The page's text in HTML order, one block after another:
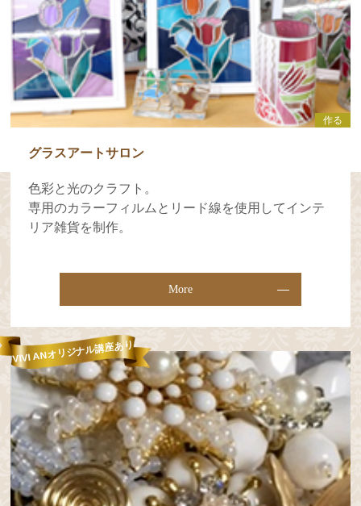
作る
グラスアートサロン
色彩と光のクラフト。
専用のカラーフィルムとリード線を使用してインテ
リア雑貨を制作。
More
VIVI ANオリジナル講座あり